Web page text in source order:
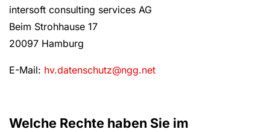
intersoft consulting services AG
Beim Strohhause 17
20097 Hamburg
E-Mail: hv.datenschutz@ngg.net
Welche Rechte haben Sie im